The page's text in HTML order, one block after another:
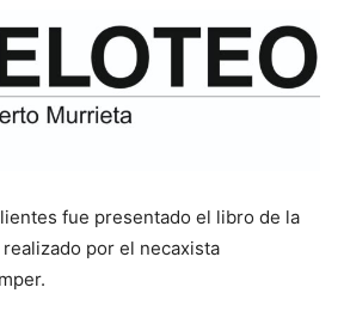
fue presentado el libro de la
por el necaxista